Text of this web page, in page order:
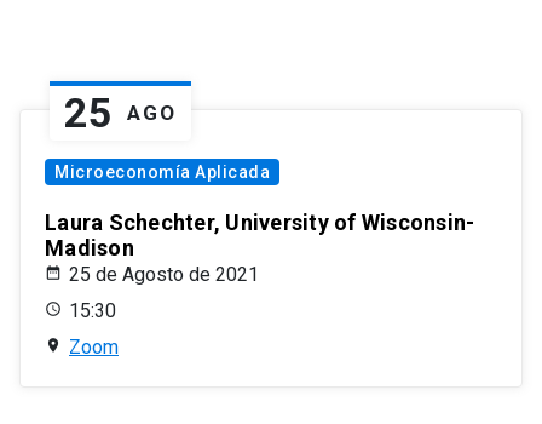
25 AGO
Microeconomía Aplicada
Laura Schechter, University of Wisconsin-
Madison
25 de Agosto de 2021
15:30
Zoom